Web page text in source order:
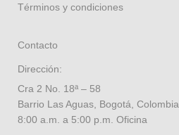
Términos y condiciones
Contacto
Dirección:
Cra 2 No. 18ª – 58
Barrio Las Aguas, Bogotá, Colombia
8:00 a.m. a 5:00 p.m. Oficina